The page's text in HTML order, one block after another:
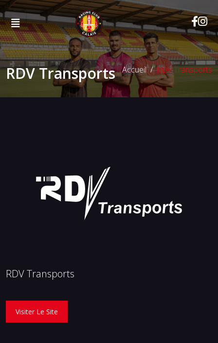
RDV Transports Accueil RDV Transports
RDV Transports
Visiter Le Site